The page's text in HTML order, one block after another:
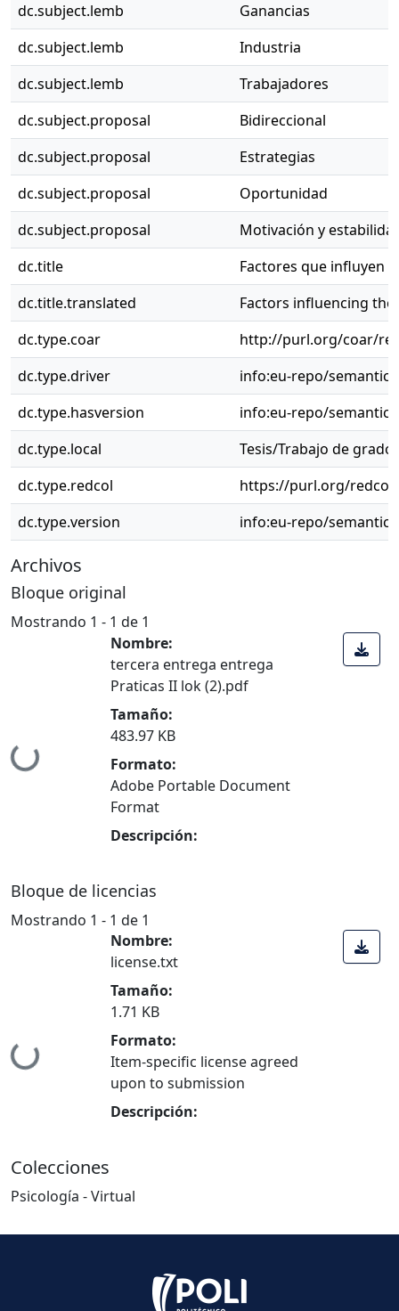
dc.subject.lemb
Ganancias
dc.subject.lemb
Industria
dc.subject.lemb
Trabajadores
dc.subject.proposal
Bidireccional
dc.subject.proposal
Estrategias
dc.subject.proposal
Oportunidad
dc.subject.proposal
Motivación y
dc.title
Factores que influyen
dc.title.translated
Factors influencing
dc.type.coar
http://purl.org/coar/
dc.type.driver
info:eu-repo/
dc.type.hasversion
info:eu-repo/
dc.type.local
Tesis/Trabajo de
dc.type.redcol
https://purl.org/redcol/
dc.type.version
info:eu-repo/
Archivos
Bloque original
Mostrando 1 - 1 de 1
Nombre:
tercera entrega entrega
Praticas II lok (2).pdf
Tamaño:
483.97 KB
Formato:
Adobe Portable Document
Format
Descripción:
Bloque de licencias
Mostrando 1 - 1 de 1
Nombre:
license.txt
Tamaño:
1.71 KB
Formato:
Item-specific license agreed
upon to submission
Descripción:
Colecciones
Psicología - Virtual